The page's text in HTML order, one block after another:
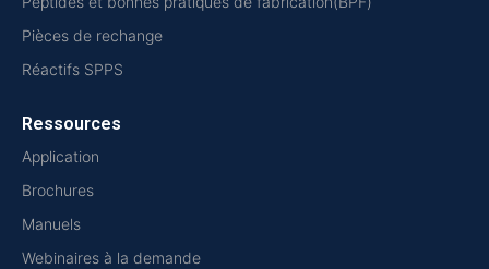
Pièces de rechange
Réactifs SPPS
Ressources
Application
Brochures
Manuels
Webinaires à la demande